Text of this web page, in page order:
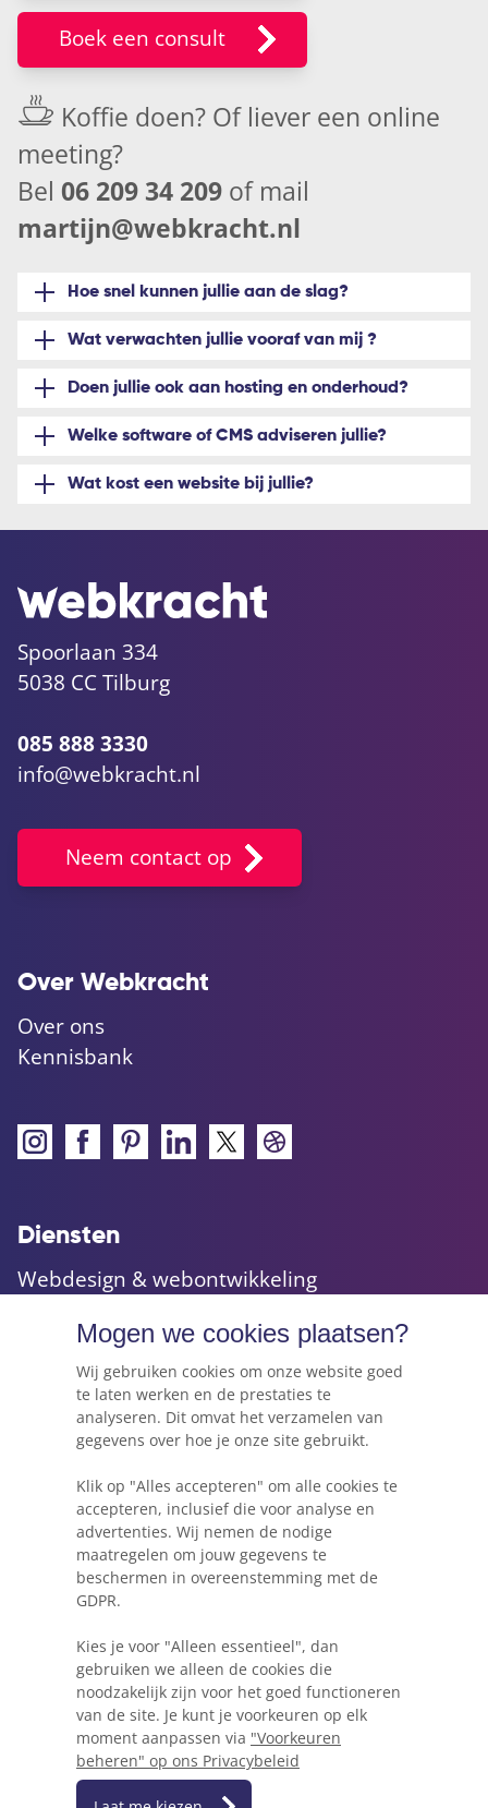
Boek een consult
Koffie doen? Of liever een online
meeting?
Bel 06 209 34 209 of mail
martijn@webkracht.nl
Hoe snel kunnen jullie aan de slag?
Wat verwachten jullie vooraf van mij ?
Doen jullie ook aan hosting en onderhoud?
Welke software of CMS adviseren jullie?
Wat kost een website bij jullie?
Spoorlaan 334
5038 CC Tilburg
085 888 3330
info@webkracht.nl
Neem contact op
Over Webkracht
Over ons
Kennisbank
Diensten
Webdesign & webontwikkeling
Online marketing & advies
Hosting, e-mail & domeinnamen
Webkracht's blog
5 dingen die je moet weten voordat je een
website gaat beginnen
Waarom Wordpress niet altijd de beste keuze
is voor je project
Heb ik een herontwerp of herbouw van mijn
website nodig?
Hoe mobielvriendelijk is jouw website?
Mogen we cookies plaatsen?
Wij gebruiken cookies om onze website goed
te laten werken en de prestaties te
analyseren. Dit omvat het verzamelen van
gegevens over hoe je onze site gebruikt.
Klik op "Alles accepteren" om alle cookies te
accepteren, inclusief die voor analyse en
advertenties. Wij nemen de nodige
maatregelen om jouw gegevens te
beschermen in overeenstemming met de
GDPR.
Kies je voor "Alleen essentieel", dan
gebruiken we alleen de cookies die
noodzakelijk zijn voor het goed functioneren
van de site. Je kunt je voorkeuren op elk
moment aanpassen via "Voorkeuren
beheren" op ons Privacybeleid